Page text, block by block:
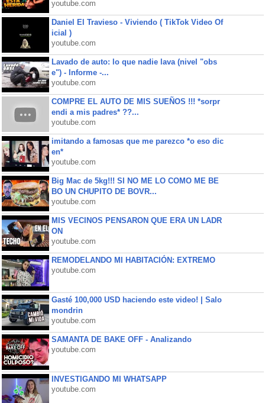
youtube.com
Daniel El Travieso - Viviendo ( TikTok Video Of
icial )
youtube.com
Lavado de auto: lo que nadie lava (nivel "obs
e") - Informe -...
youtube.com
COMPRE EL AUTO DE MIS SUEÑOS !!! *sorpr
endi a mis padres* ??...
youtube.com
imitando a famosas que me parezco *o eso dic
en*
youtube.com
Big Mac de 5kg!!! SI NO ME LO COMO ME BE
BO UN CHUPITO DE BOVR...
youtube.com
MIS VECINOS PENSARON QUE ERA UN LADR
ON
youtube.com
REMODELANDO MI HABITACIÓN: EXTREMO
youtube.com
Gasté 100,000 USD haciendo este video! | Salo
mondrin
youtube.com
SAMANTA DE BAKE OFF - Analizando
youtube.com
INVESTIGANDO MI WHATSAPP
youtube.com